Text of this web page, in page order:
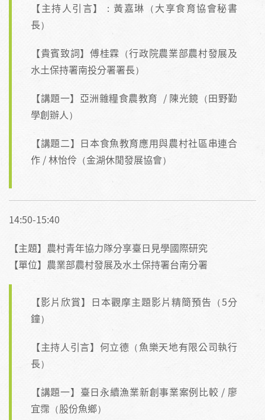
【主持人引言】：黃嘉琳（大享食育協會秘書
長）
【貴賓致詞】傅桂霖（行政院農業部農村發展及
水土保持署南投分署署長）
【講題一】亞洲雜糧食農教育 / 陳光鏡（田野勤
學創辦人）
【講題二】日本食魚教育應用與農村社區串連合
作 / 林怡伶（金湖休閒發展協會）
14:50-15:40
【主題】農村青年協力隊分享臺日見學國際研究
【單位】農業部農村發展及水土保持署台南分署
【影片欣賞】日本觀摩主題影片精簡預告（5分
鐘）
【主持人引言】何立德（魚樂天地有限公司執行
長）
【講題一】臺日永續漁業新創事業案例比較 / 廖
宜霈（股份魚鄉）